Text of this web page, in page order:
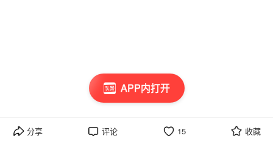
APP内打开
分享 评论 15 收藏